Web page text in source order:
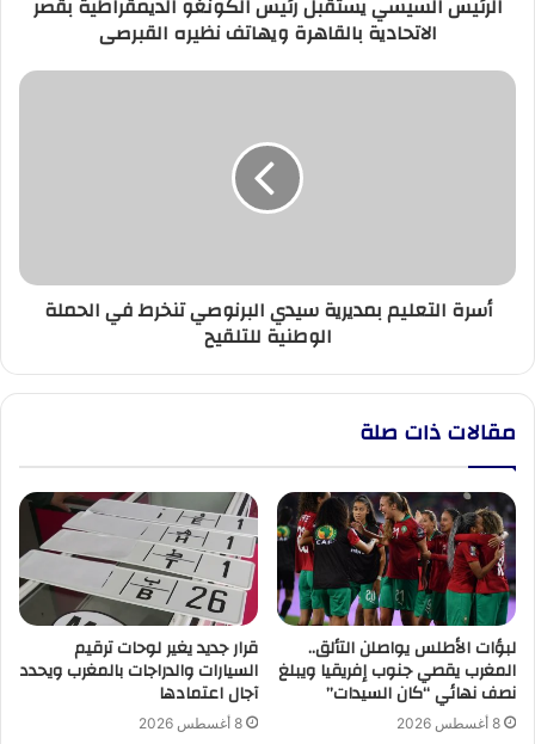
الاتحادية بالقاهرة ويهاتف نظيره القبرصى
أسرة
الوطنية
للتلقيحأسرة التعليم بمديرية سيدي البرنوصي تنخرط في الحملة
الوطنية للتلقيح
مقالات ذات صلة
لبؤات الأطلس يواصلن التألق..
المغرب يقصي جنوب إفريقيا ويبلغ
نصف نهائي “كان السيدات”
8 أغسطس 2026
قرار جديد يغير لوحات ترقيم
السيارات والدراجات بالمغرب ويحدد
آجال اعتمادها
8 أغسطس 2026